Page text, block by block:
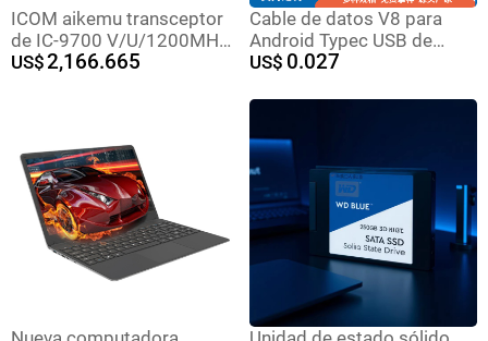
ICOM aikemu transceptor
de IC-9700 V/U/1200MHZ
transceptor de
US$2,166.665
Cable de datos V8 para
Android Typec USB de
carga rápida teléfono móvil
humidificador cable de
US$ 0.027